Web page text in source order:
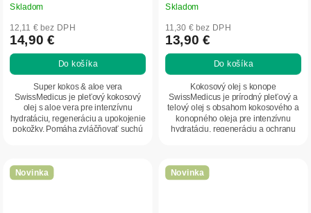
Skladom
12,11 € bez DPH
14,90 €
Do košíka
Super kokos & aloe vera
SwissMedicus je pleťový kokosový
olej s aloe vera pre intenzívnu
hydratáciu, regeneráciu a upokojenie
pokožky. Pomáha zvláčňovať suchú
Skladom
11,30 € bez DPH
13,90 €
Do košíka
Kokosový olej s konope
SwissMedicus je prírodný pleťový a
telový olej s obsahom kokosového a
konopného oleja pre intenzívnu
hydratáciu, regeneráciu a ochranu
Novinka Novinka